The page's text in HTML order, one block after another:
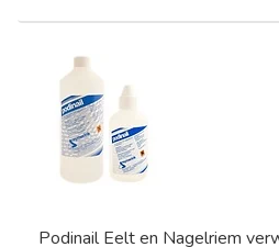
Podinail Eelt en Nagelriem